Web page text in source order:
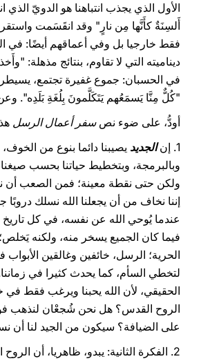
الأول الذي يجذب انتباهنا هو الدويّ
أَلسِنَةٌ كأَنَّها مِن نارٍ" وقد انقَسَمت
فقط خارجيا بل وفي أعماقهم أيضًا: في
ديناميته التي لا تقاوم، بنتائج مذهلة:
في الحسبان: جموع غفيرة تجتمع، يسيطر
"كُلٌّ مِنَّا يَسمَعُهم يَتَكَلَّمونَ بِلُغَةِ بَلَدِه".
أودُّ، على ضوء نصسفر أعمال الرسل
1. إن
الجديد يصيبنا دائما بنوع من
وبالبرمجة، وبتخطيط حياتنا بحسب
ولكن حتى نقطة معينة؛ فمن الصعب أن
إننا نخاف من أن يجعلنا الله نسلك دروبًا
عندما يُوحي الله عن نفسه، في كل تاريخ
فيما كان الجميع يسخر منه، ولكنه
الحرية؛ الرسل، خائفين وغالقين
لتخطي السأم، كما يحدث كثيرا في زماننا.
الحقيقي، لأن الله يحبنا ويرغب فقط
الروح القدس؟ هل نحن شُجعْان لنذهب
على الضيافة؟ سيكون من الجيد لنا أن
2. الفكرة الثانية: يبدو، ظاهريا، أن